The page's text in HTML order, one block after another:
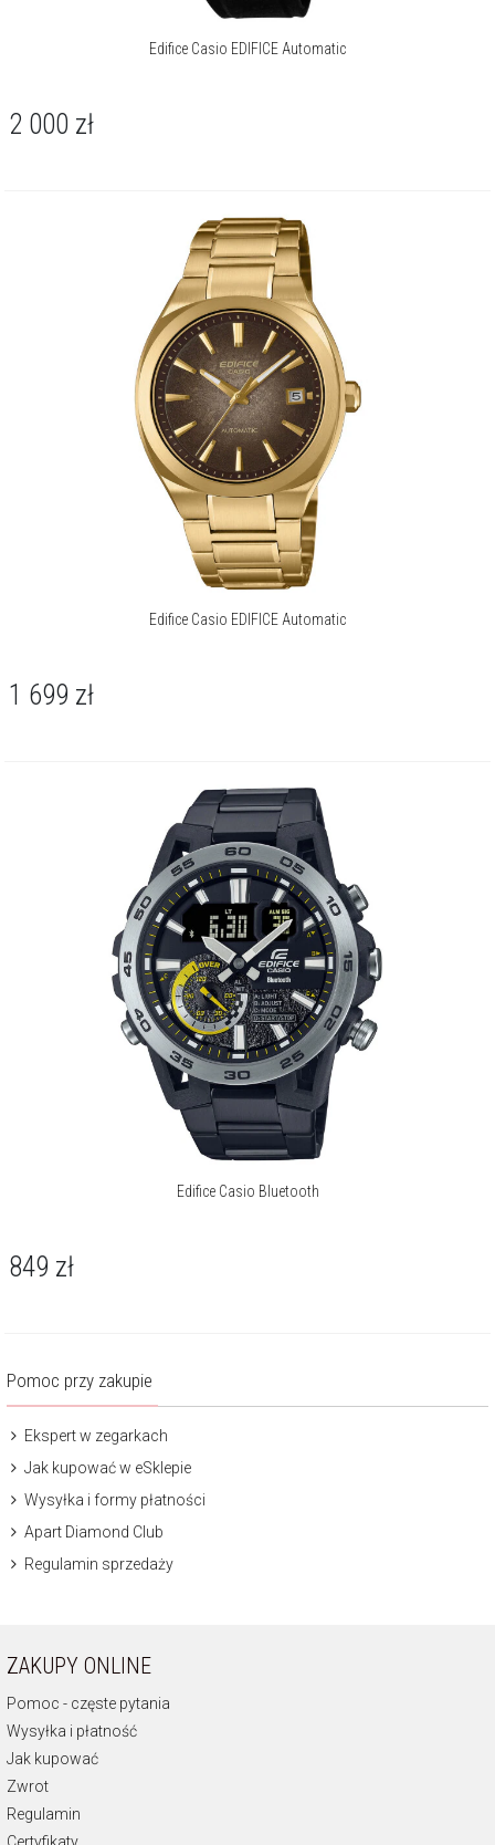
Edifice Casio EDIFICE Automatic
2 000 zł
Edifice Casio EDIFICE Automatic
1 699 zł
Edifice Casio Bluetooth
849 zł
Pomoc przy zakupie
Ekspert w zegarkach
Jak kupować w eSklepie
Wysyłka i formy płatności
Apart Diamond Club
Regulamin sprzedaży
ZAKUPY ONLINE
Pomoc - częste pytania
Wysyłka i płatność
Jak kupować
Zwrot
Regulamin
Certyfikaty